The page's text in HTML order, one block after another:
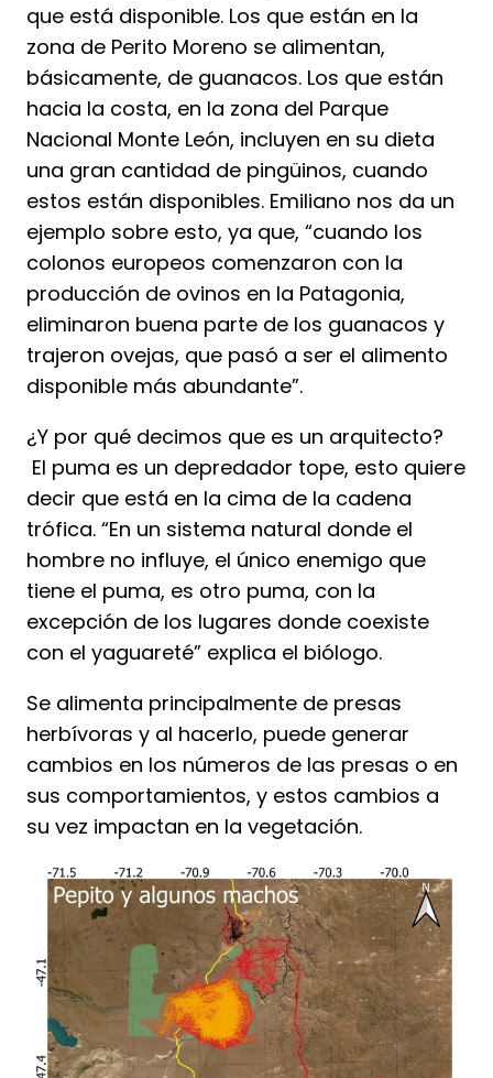
que está disponible. Los que están en la
zona de Perito Moreno se alimentan,
básicamente, de guanacos. Los que están
hacia la costa, en la zona del Parque
Nacional Monte León, incluyen en su dieta
una gran cantidad de pingüinos, cuando
estos están disponibles. Emiliano nos da un
ejemplo sobre esto, ya que, “cuando los
colonos europeos comenzaron con la
producción de ovinos en la Patagonia,
eliminaron buena parte de los guanacos y
trajeron ovejas, que pasó a ser el alimento
disponible más abundante”.
¿Y por qué decimos que es un arquitecto?
El puma es un depredador tope, esto quiere
decir que está en la cima de la cadena
trófica. “En un sistema natural donde el
hombre no influye, el único enemigo que
tiene el puma, es otro puma, con la
excepción de los lugares donde coexiste
con el yaguareté” explica el biólogo.
Se alimenta principalmente de presas
herbívoras y al hacerlo, puede generar
cambios en los números de las presas o en
sus comportamientos, y estos cambios a
su vez impactan en la vegetación.